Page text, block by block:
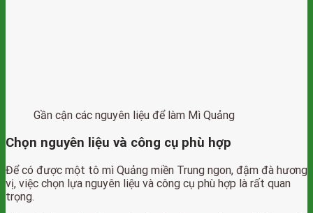
Gần cận các nguyên liệu để làm Mì Quảng
Chọn nguyên liệu và công cụ phù hợp
Để có được một tô mì Quảng miền Trung ngon, đậm đà hương
vị, việc chọn lựa nguyên liệu và công cụ phù hợp là rất quan
trọng.